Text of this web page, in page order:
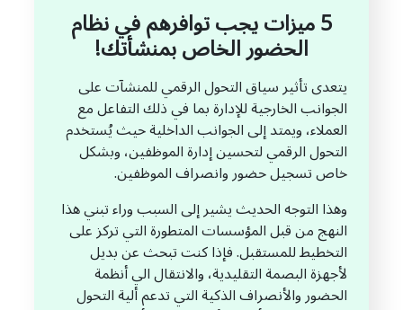
5 ميزات يجب توافرهم في نظام
الحضور الخاص بمنشأتك!
يتعدى تأثير سياق التحول الرقمي للمنشآت على
الجوانب الخارجية للإدارة بما في ذلك التفاعل مع
العملاء، ويمتد إلى الجوانب الداخلية حيث يُستخدم
التحول الرقمي لتحسين إدارة الموظفين، وبشكل
خاص تسجيل حضور وانصراف الموظفين.
وهذا التوجه الحديث يشير إلى السبب وراء تبني هذا
النهج من قبل المؤسسات المتطورة التي تركز على
التخطيط للمستقبل. فإذا كنت تبحث عن بديل
لأجهزة البصمة التقليدية، والانتقال الي أنظمة
الحضور والأنصراف الذكية التي تدعم ألية التحول